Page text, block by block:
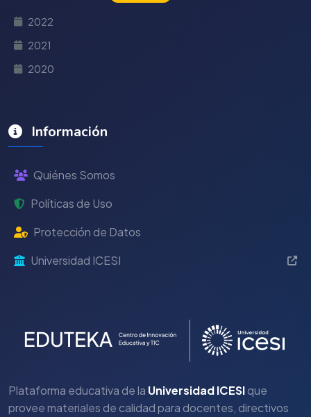
2022
2021
2020
Información
Quiénes Somos
Políticas de Uso
Protección de Datos
Universidad ICESI
Plataforma educativa de la Universidad ICESIque
provee materiales de calidad para docentes, directivos